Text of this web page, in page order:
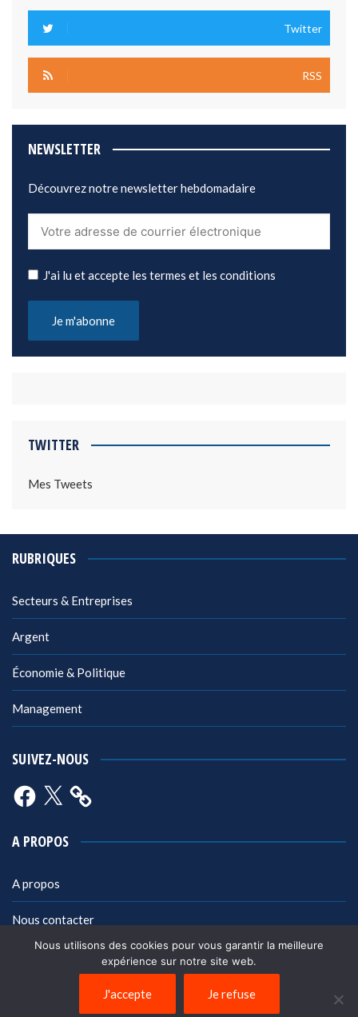
Twitter
RSS
NEWSLETTER
Découvrez notre newsletter hebdomadaire
J'ai lu et accepte les termes et les conditions
TWITTER
Mes Tweets
RUBRIQUES
Secteurs & Entreprises
Argent
Économie & Politique
Management
SUIVEZ-NOUS
Facebook
X
A PROPOS
A propos
Nous contacter
Politique de confidentialité
Nous utilisons des cookies pour vous garantir la meilleure
expérience sur notre site web.
J'accepte Je refuse